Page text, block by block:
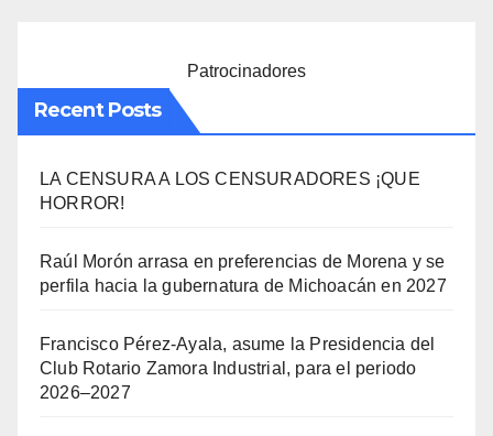
Patrocinadores
Recent Posts
LA CENSURA A LOS CENSURADORES ¡QUE
HORROR!
Raúl Morón arrasa en preferencias de Morena y se
perfila hacia la gubernatura de Michoacán en 2027
Francisco Pérez-Ayala, asume la Presidencia del
Club Rotario Zamora Industrial, para el periodo
2026–2027